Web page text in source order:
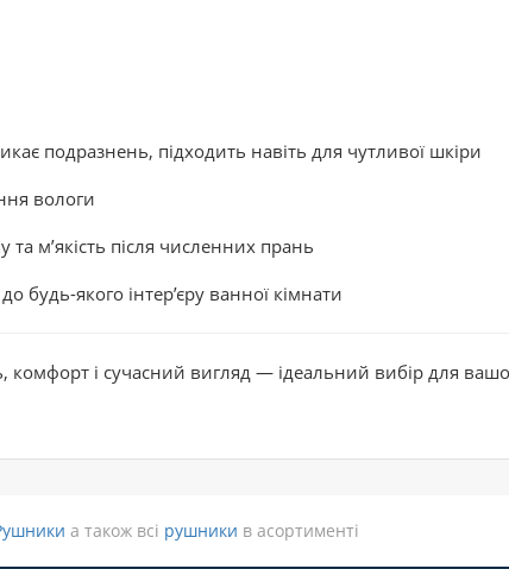
подразнень, підходить навіть для чутливої шкіри
вологи
м’якість після численних прань
будь-якого інтер’єру ванної кімнати
комфорт і сучасний вигляд — ідеальний вибір для
а також всі рушники в асортименті